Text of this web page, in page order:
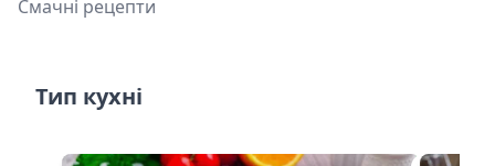
Смачні рецепти
Тип кухні